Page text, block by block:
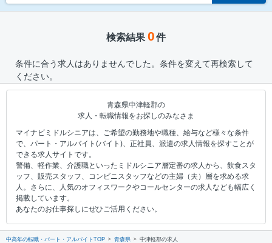
検索結果 0件
条件に合う求人はありませんでした。条件を変えて再検索して
ください。
青森県中津軽郡の
求人・転職情報をお探しのみなさま
マイナビミドルシニアは、ご希望の勤務地や職種、給与など様々な条件
で、パート・アルバイト(バイト)、正社員、派遣の求人情報を探すことが
できる求人サイトです。
警備、軽作業、介護職といったミドルシニア層定番の求人から、飲食スタ
ッフ、販売スタッフ、コンビニスタッフなどの主婦（夫）層を求める求
人。さらに、人気のオフィスワークやコールセンターの求人なども幅広く
掲載しています。
あなたのお仕事探しにぜひご活用ください。
中高年の転職・パート・アルバイトTOP 青森県 中津軽郡の求人